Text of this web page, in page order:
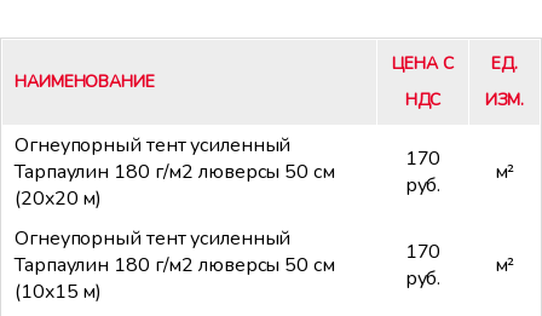
НАИМЕНОВАНИЕ
ЦЕНА С
НДС
ЕД.
ИЗМ.
Огнеупорный тент усиленный
Тарпаулин 180 г/м2 люверсы 50 см
(20x20 м)
170
руб.
м²
Огнеупорный тент усиленный
Тарпаулин 180 г/м2 люверсы 50 см
(10x15 м)
170
руб.
м²